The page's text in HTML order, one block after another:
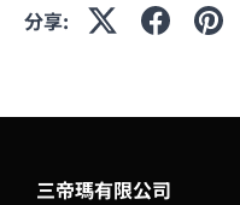
分享:
三帝瑪有限公司